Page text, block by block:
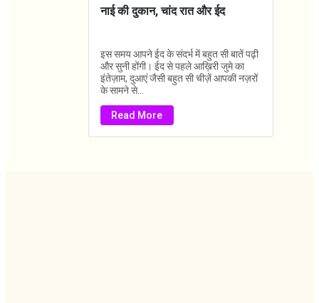
नाई की दुकान, चांद रात और ईद
इस समय आपने ईद के संदर्भ में बहुत सी बातें पढ़ी
और सुनी होंगी। ईद से पहले आख़िरी जुमे का
इंतेज़ाम, दुआएं जैसी बहुत सी चीज़ें आपकी नज़रों
के सामने से...
Read More